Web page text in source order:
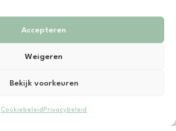
Accepteren
Weigeren
Bekijk voorkeuren
Cookiebeleid Privacybeleid
Janneke Heetkamp
algemene voorwaarden